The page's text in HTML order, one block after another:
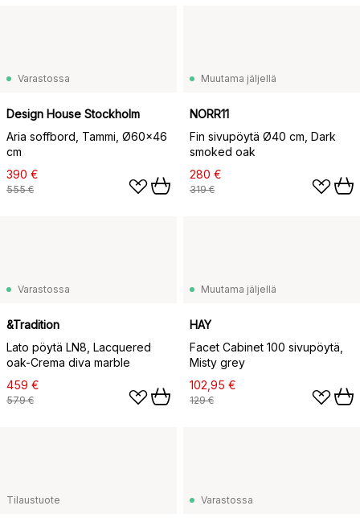
Varastossa
Design House Stockholm
Aria soffbord, Tammi, Ø60x46
cm
390 €
555 €
Muutama jäljellä
NORR11
Fin sivupöytä Ø40 cm, Dark
smoked oak
280 €
319 €
Varastossa
&Tradition
Lato pöytä LN8, Lacquered
oak-Crema diva marble
459 €
579 €
Muutama jäljellä
HAY
Facet Cabinet 100 sivupöytä,
Misty grey
102,95 €
129 €
Tilaustuote Varastossa